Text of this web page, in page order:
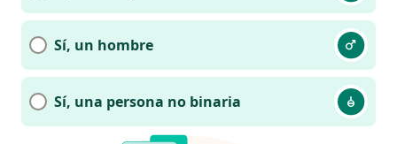
Sí, un hombre
Sí, una persona no binaria